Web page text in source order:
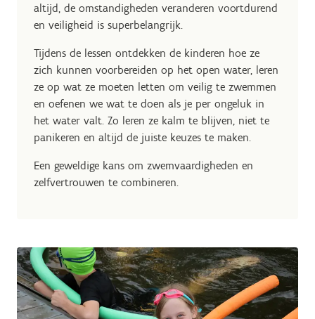
altijd, de omstandigheden veranderen voortdurend
en veiligheid is superbelangrijk.
Tijdens de lessen ontdekken de kinderen hoe ze
zich kunnen voorbereiden op het open water, leren
ze op wat ze moeten letten om veilig te zwemmen
en oefenen we wat te doen als je per ongeluk in
het water valt. Zo leren ze kalm te blijven, niet te
panikeren en altijd de juiste keuzes te maken.
Een geweldige kans om zwemvaardigheden en
zelfvertrouwen te combineren.